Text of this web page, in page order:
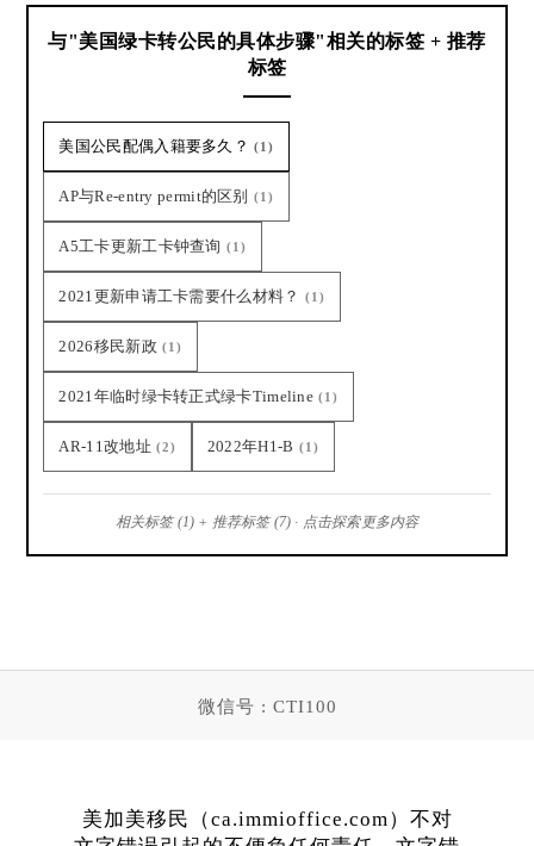
与"美国绿卡转公民的具体步骤"相关的标签 + 推荐
标签
美国公民配偶入籍要多久？ (1)
AP与Re-entry permit的区别 (1)
A5工卡更新工卡钟查询 (1)
2021更新申请工卡需要什么材料？ (1)
2026移民新政 (1)
2021年临时绿卡转正式绿卡Timeline (1)
AR-11改地址 (2) 2022年H1-B (1)
相关标签 (1) + 推荐标签 (7) · 点击探索更多内容
微信号 : CTI100
美加美移民（ca.immioffice.com）不对